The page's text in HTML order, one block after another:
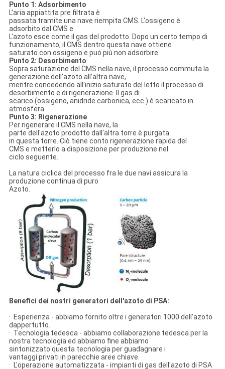
Punto 1: Adsorbimento
L'aria appiattita pre filtrata è
passata tramite una nave riempita CMS. L'ossigeno è
adsorbito dal CMS e
L'azoto esce come il gas del prodotto. Dopo un certo tempo di
funzionamento, il CMS dentro questa nave ottiene
saturato con ossigeno e può più non adsorbire.
Punto 2: Desorbimento
Sopra saturazione del CMS nella nave, il processo commuta la
generazione dell'azoto all'altra nave,
mentre concedendo all'inizio saturato del letto il processo di
desorbimento e di rigenerazione. Il gas di
scarico (ossigeno, anidride carbonica, ecc.) è scaricato in
atmosfera.
Punto 3: Rigenerazione
Per rigenerare il CMS nella nave, la
parte dell'azoto prodotto dall'altra torre è purgata
in questa torre. Ciò tiene conto rigenerazione rapida del
CMS e metterlo a disposizione per produzione nel
ciclo seguente.
La natura ciclica del processo fra le due navi assicura la
produzione continua di puro
Azoto.
Benefici dei nostri generatori dell'azoto di PSA:
· Esperienza - abbiamo fornito oltre i generatori 1000 dell'azoto
dappertutto.
· Tecnologia tedesca - abbiamo collaborazione tedesca per la
nostra tecnologia ed abbiamo fine abbiamo
sintonizzato questa tecnologia per guadagnare i
vantaggi privati in parecchie aree chiave.
· L'operazione automatizzata - impianti di gas dell'azoto di PSA